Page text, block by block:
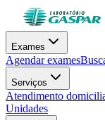
Exames
Agendar exames
Serviços
Atendimento
Unidades